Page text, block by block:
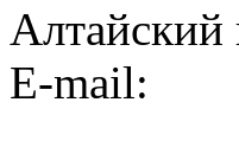
Алтайский
E-mail: